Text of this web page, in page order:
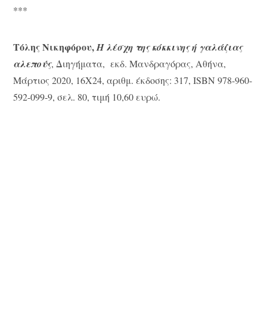
***
Τόλης Νικηφόρου,Η λέσχη της κόκκινης ή γαλάζιας
αλεπούς, Διηγήματα, εκδ. Μανδραγόρας, Αθήνα,
Μάρτιος 2020, 16Χ24, αριθμ. έκδοσης: 317, ISBN 978-960-
592-099-9, σελ. 80, τιμή 10,60 ευρώ.